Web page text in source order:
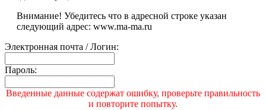
Внимание! Убедитесь что в адресной строке указан
следующий адрес: www.ma-ma.ru
Электронная почта / Логин:
Пароль:
Введенные данные содержат ошибку, проверьте правильность
и повторите попытку.